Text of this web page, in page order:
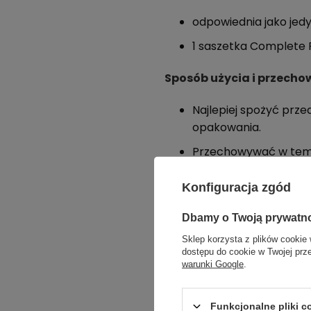
odpowiednia jako
1 saszetka Complete
Sposób użycia i
Najlepiej spożyć
opakowania.
Przechowywać w
jako uzupełnienie
jako jedyne źródło
Konfiguracja zgód
Dbamy o Twoją
Sklep korzysta z plików cookie
dostępu do cookie w Twojej
warunki Google
Funkcjonalne pliki